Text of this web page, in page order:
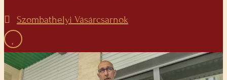
Szombathelyi Vásárcsarnok